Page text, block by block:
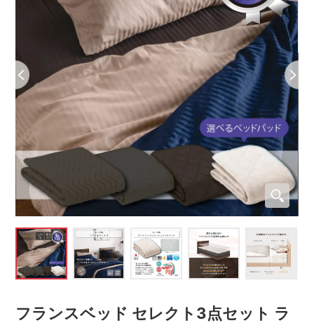
フランスベッド セレクト3点セット ラ